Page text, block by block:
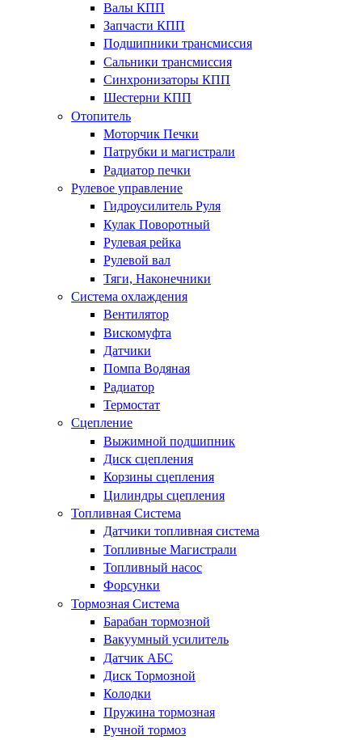
Валы КПП
Запчасти КПП
Подшипники трансмиссия
Сальники трансмиссия
Синхронизаторы КПП
Шестерни КПП
Отопитель
Моторчик Печки
Патрубки и магистрали
Радиатор печки
Рулевое управление
Гидроусилитель Руля
Кулак Поворотный
Рулевая рейка
Рулевой вал
Тяги, Наконечники
Система охлаждения
Вентилятор
Вискомуфта
Датчики
Помпа Водяная
Радиатор
Термостат
Сцепление
Выжимной подшипник
Диск сцепления
Корзины сцепления
Цилиндры сцепления
Топливная Система
Датчики топливная система
Топливные Магистрали
Топливный насос
Форсунки
Тормозная Система
Барабан тормозной
Вакуумный усилитель
Датчик АБС
Диск Тормозной
Колодки
Пружина тормозная
Ручной тормоз